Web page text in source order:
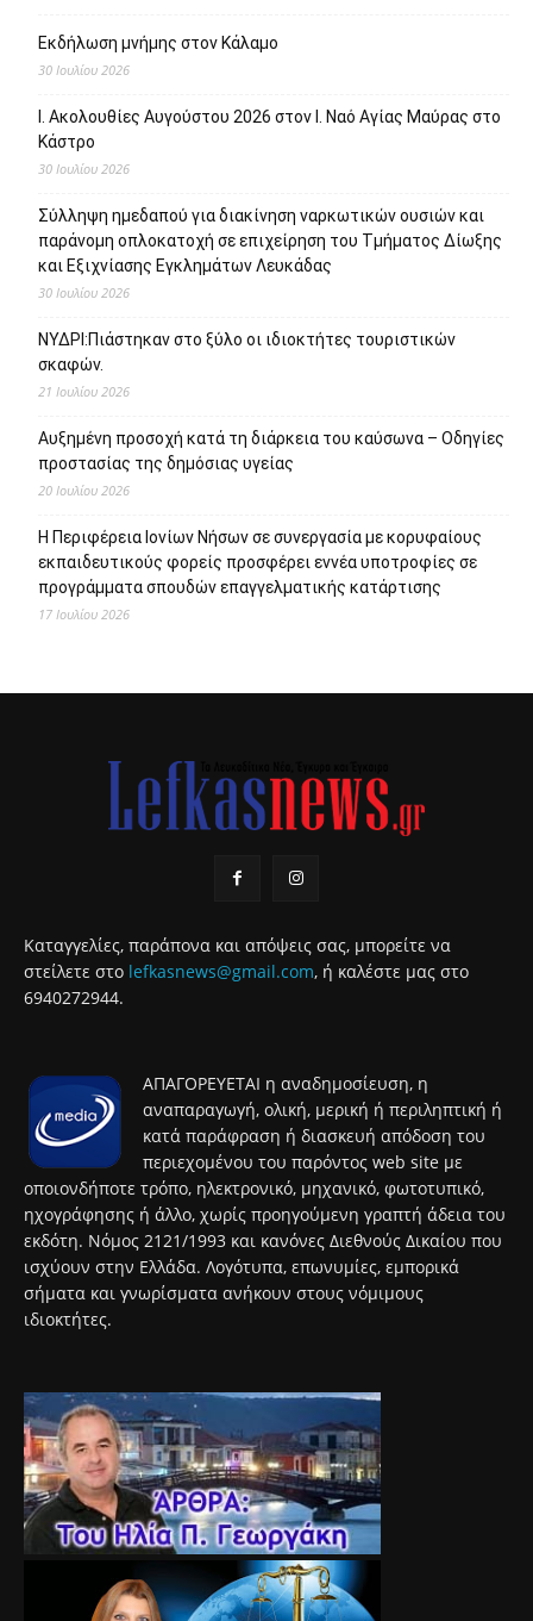
Εκδήλωση μνήμης στον Κάλαμο
30 Ιουλίου 2026
Ι. Ακολουθίες Αυγούστου 2026 στον Ι. Ναό Αγίας Μαύρας στο
Κάστρο
30 Ιουλίου 2026
Σύλληψη ημεδαπού για διακίνηση ναρκωτικών ουσιών και
παράνομη οπλοκατοχή σε επιχείρηση του Τμήματος Δίωξης
και Εξιχνίασης Εγκλημάτων Λευκάδας
30 Ιουλίου 2026
ΝΥΔΡΙ:Πιάστηκαν στο ξύλο οι ιδιοκτήτες τουριστικών
σκαφών.
21 Ιουλίου 2026
Αυξημένη προσοχή κατά τη διάρκεια του καύσωνα – Οδηγίες
προστασίας της δημόσιας υγείας
20 Ιουλίου 2026
Η Περιφέρεια Ιονίων Νήσων σε συνεργασία με κορυφαίους
εκπαιδευτικούς φορείς προσφέρει εννέα υποτροφίες σε
προγράμματα σπουδών επαγγελματικής κατάρτισης
17 Ιουλίου 2026
Καταγγελίες, παράπονα και απόψεις σας, μπορείτε να
στείλετε στο lefkasnews@gmail.com, ή καλέστε μας στο
6940272944.
ΑΠΑΓΟΡΕΥΕΤΑΙ η αναδημοσίευση, η
αναπαραγωγή, ολική, μερική ή περιληπτική ή
κατά παράφραση ή διασκευή απόδοση του
περιεχομένου του παρόντος web site με
οποιονδήποτε τρόπο, ηλεκτρονικό, μηχανικό, φωτοτυπικό,
ηχογράφησης ή άλλο, χωρίς προηγούμενη γραπτή άδεια του
εκδότη. Νόμος 2121/1993 και κανόνες Διεθνούς Δικαίου που
ισχύουν στην Ελλάδα. Λογότυπα, επωνυμίες, εμπορικά
σήματα και γνωρίσματα ανήκουν στους νόμιμους
ιδιοκτήτες.